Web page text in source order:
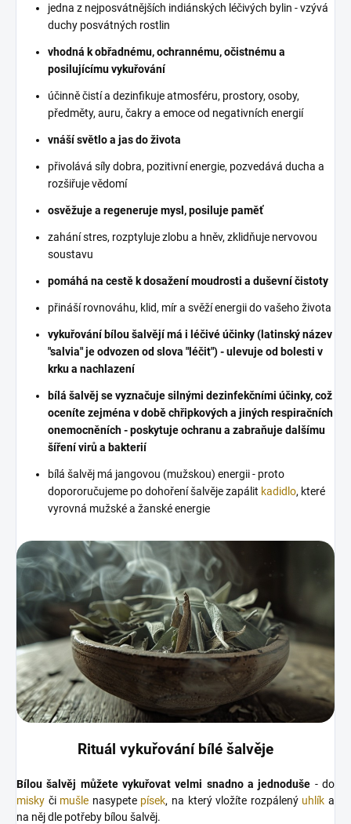
jedna z nejposvátnějších indiánských léčivých bylin - vzývá
duchy posvátných rostlin
vhodná k obřadnému, ochrannému, očistnému a
posilujícímu vykuřování
účinně čistí a dezinfikuje atmosféru, prostory, osoby,
předměty, auru, čakry a emoce od negativních energií
vnáší světlo a jas do života
přivolává síly dobra, pozitivní energie, pozvedává ducha a
rozšiřuje vědomí
osvěžuje a regeneruje mysl, posiluje paměť
zahání stres, rozptyluje zlobu a hněv, zklidňuje nervovou
soustavu
pomáhá na cestě k dosažení moudrosti a duševní čistoty
přináší rovnováhu, klid, mír a svěží energii do vašeho života
vykuřování bílou šalvějí má i léčivé účinky (latinský název
"salvia" je odvozen od slova "léčit") - ulevuje od bolesti v
krku a nachlazení
bílá šalvěj se vyznačuje silnými dezinfekčními účinky, což
oceníte zejména v době chřipkových a jiných respiračních
onemocněních - poskytuje ochranu a zabraňuje dalšímu
šíření virů a bakterií
bílá šalvěj má jangovou (mužskou) energii - proto
dopororučujeme po dohoření šalvěje zapálit kadidlo, které
vyrovná mužské a žanské energie
Rituál vykuřování bílé šalvěje
Bílou šalvěj můžete vykuřovat velmi snadno a jednoduše - do
misky či mušle nasypete písek, na který vložíte rozpálený uhlík a
na něj dle potřeby bílou šalvěj.